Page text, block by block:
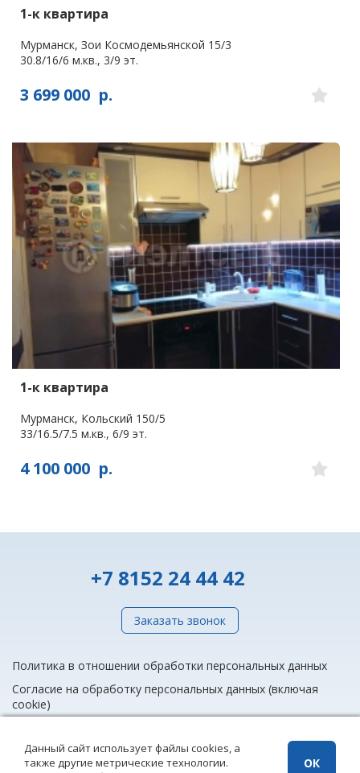
1-к квартира
Мурманск, Зои Космодемьянской 15/3
30.8/16/6 м.кв., 3/9 эт.
3 699 000 р.
1-к квартира
Мурманск, Кольский 150/5
33/16.5/7.5 м.кв., 6/9 эт.
4 100 000 р.
+7 8152 24 44 42
Заказать звонок
Политика в отношении обработки персональных данных
Согласие на обработку персональных данных (включая
cookie)
info@rieltnet.ru
Данный сайт использует файлы cookies, а
также другие метрические технологии.
ОК